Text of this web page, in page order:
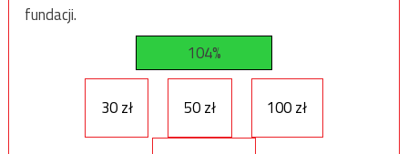
fundacji.
104%
30 zł 50 zł 100 zł